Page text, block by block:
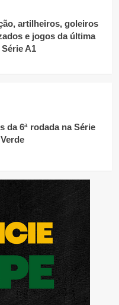
artilheiros, goleiros
e jogos da última
A1
da 6ª rodada na Série